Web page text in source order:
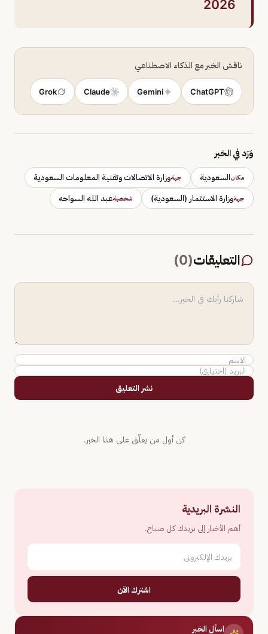
2026
ناقش الخبر مع الذكاء الاصطناعي
ChatGPT
Gemini
Claude
Grok
وَرَد في الخبر
مكانالسعودية جهةوزارة الاتصالات وتقنية المعلومات السعودية
جهةوزارة الاستثمار (السعودية) شخصيةعبد الله السواحه
التعليقات(
0
)
نشر التعليق
كن أول من يعلّق على هذا الخبر.
النشرة البريدية
أهم الأخبار إلى بريدك كل صباح.
اشترك الآن
اسأل الخبر